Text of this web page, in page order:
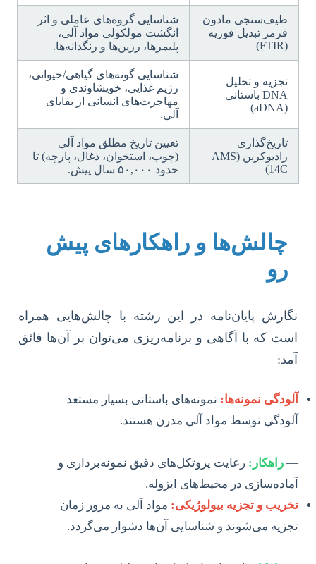
طیف‌سنجی مادون
قرمز تبدیل فوریه
(FTIR)
شناسایی گروه‌های عاملی و اثر
انگشت مولکولی مواد آلی،
پلیمرها، رزین‌ها و رنگدانه‌ها.
تجزیه و تحلیل
DNA باستانی
(aDNA)
شناسایی گونه‌های گیاهی/حیوانی،
رژیم غذایی، خویشاوندی و
مهاجرت‌های انسانی از بقایای
آلی.
تاریخ‌گذاری
رادیوکربن (AMS
14C)
تعیین تاریخ مطلق مواد آلی
(چوب، استخوان، ذغال، پارچه) تا
حدود ۵۰,۰۰۰ سال پیش.
چالش‌ها و راهکارهای پیش
رو
نگارش پایان‌نامه در این رشته با چالش‌هایی همراه
است که با آگاهی و برنامه‌ریزی می‌توان بر آن‌ها فائق
آمد:
آلودگی نمونه‌ها: نمونه‌های باستانی بسیار مستعد
آلودگی توسط مواد آلی مدرن هستند.
— راهکار: رعایت پروتکل‌های دقیق نمونه‌برداری و
آماده‌سازی در محیط‌های ایزوله.
تخریب و تجزیه بیولوژیکی: مواد آلی به مرور زمان
تجزیه می‌شوند و شناسایی آن‌ها دشوار می‌گردد.